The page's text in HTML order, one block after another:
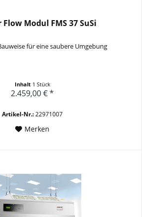
Modul FMS 37 SuSi
für eine saubere Umgebung
Inhalt 1 Stück
2.459,00 € *
Artikel-Nr.:22971007
Merken